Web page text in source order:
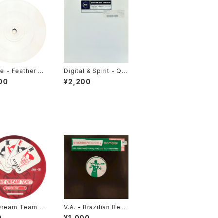
- Feather D
Mooshoo [D
/ 20
Digital & Spirit - Qui
ckdraw / Three In O
ne [Phantom Audio
¥2,200
Team -
The .....! / Fre
V.A. - Brazilian Beat
s 4 Sampler [Mr Bo